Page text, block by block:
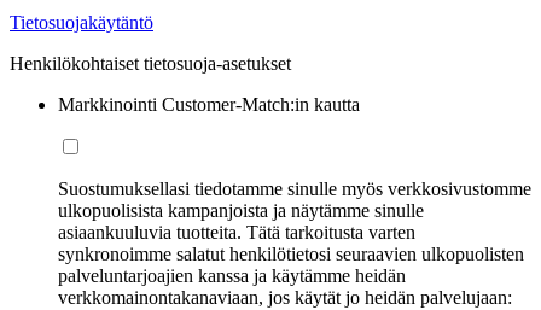
Tietosuojakäytäntö
Henkilökohtaiset tietosuoja-asetukset
Markkinointi Customer-Match:in kautta
Suostumuksellasi tiedotamme sinulle myös verkkosivustomme
ulkopuolisista kampanjoista ja näytämme sinulle
asiaankuuluvia tuotteita. Tätä tarkoitusta varten
synkronoimme salatut henkilötietosi seuraavien ulkopuolisten
palveluntarjoajien kanssa ja käytämme heidän
verkkomainontakanaviaan, jos käytät jo heidän palvelujaan: